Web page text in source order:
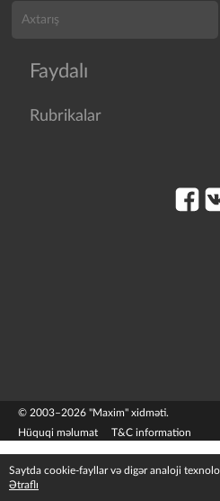
Faydalı
Rubrikalar
© 2003–2026 "Maxim" xidməti.
Hüquqi məlumat
T&C information
Saytda cookie-fayllar və digər analoji
Ətraflı